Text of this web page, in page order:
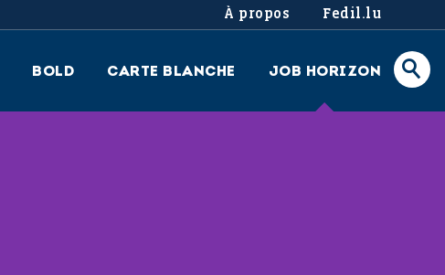
À propos Fedil.lu
BOLD CARTE BLANCHE JOB HORIZON